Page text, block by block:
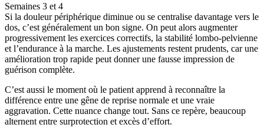
Semaines 3 et 4
Si la douleur périphérique diminue ou se centralise davantage vers le
dos, c’est généralement un bon signe. On peut alors augmenter
progressivement les exercices correctifs, la stabilité lombo-pelvienne
et l’endurance à la marche. Les ajustements restent prudents, car une
amélioration trop rapide peut donner une fausse impression de
guérison complète.
C’est aussi le moment où le patient apprend à reconnaître la
différence entre une gêne de reprise normale et une vraie
aggravation. Cette nuance change tout. Sans ce repère, beaucoup
alternent entre surprotection et excès d’effort.